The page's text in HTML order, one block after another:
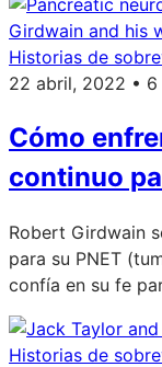
Historias de
22 abril, 2022 • 6
Cómo
continuo
Robert Girdwain
para su PNET
confía en su fe
Historias de